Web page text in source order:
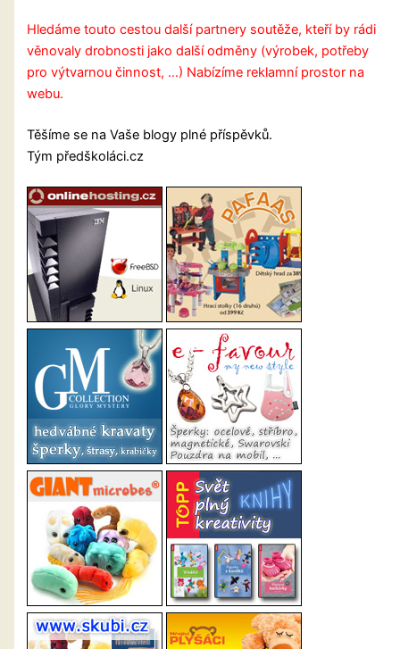
Hledáme touto cestou další partnery soutěže, kteří by rádi
věnovaly drobnosti jako další odměny (výrobek, potřeby
pro výtvarnou činnost, …) Nabízíme reklamní prostor na
webu.
Těšíme se na Vaše blogy plné příspěvků.
Tým předškoláci.cz